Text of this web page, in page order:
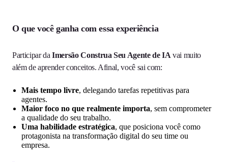
O que você ganha com essa experiência
Participar daImersão Construa Seu Agente de IA vai muito
além de aprender conceitos. Afinal, você sai com:
Mais tempo livre, delegando tarefas repetitivas para
agentes.
Maior foco no que realmente importa, sem comprometer
a qualidade do seu trabalho.
Uma habilidade estratégica, que posiciona você como
protagonista na transformação digital do seu time ou
empresa.